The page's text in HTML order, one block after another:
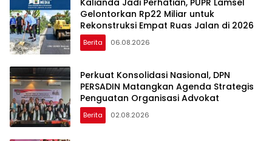
Kalianda Jadi Perhatian, PUPR Lamsel
Gelontorkan Rp22 Miliar untuk
Rekonstruksi Empat Ruas Jalan di 2026
Berita 06.08.2026
Perkuat Konsolidasi Nasional, DPN
PERSADIN Matangkan Agenda Strategis
Penguatan Organisasi Advokat
Berita 02.08.2026